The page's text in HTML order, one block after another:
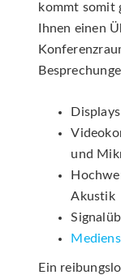
kommt somit
Ihnen einen
und
Akustik
Ein